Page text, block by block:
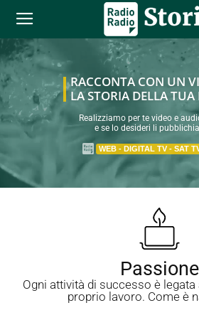
RACCONTA CON UN VI
LASTORIA DELLATUA
Realizziamo per te video e
e se lo desideri li
WEB - DIGITAL TV - SAT
Passione
Ogni attività di successo è legata
proprio lavoro. Come è